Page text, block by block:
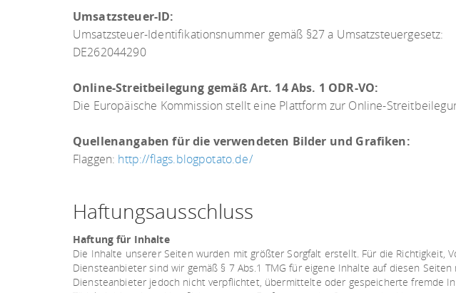
Umsatzsteuer-ID:
Umsatzsteuer-Identifikationsnummer gemäß §27 a Umsatzsteuergesetz:
DE262044290
Online-Streitbeilegung gemäß Art. 14 Abs. 1 ODR-VO:
Die Europäische Kommission stellt eine Plattform zur Online-
Quellenangaben für die verwendeten Bilder und Grafiken:
Flaggen: http://flags.blogpotato.de/
Haftungsausschluss
Haftung für Inhalte
Die Inhalte unserer Seiten wurden mit größter Sorgfalt erstellt. Für die Richtigkeit,
Diensteanbieter sind wir gemäß § 7 Abs.1 TMG für eigene Inhalte auf diesen
Diensteanbieter jedoch nicht verpflichtet, übermittelte oder gespeicherte fremde